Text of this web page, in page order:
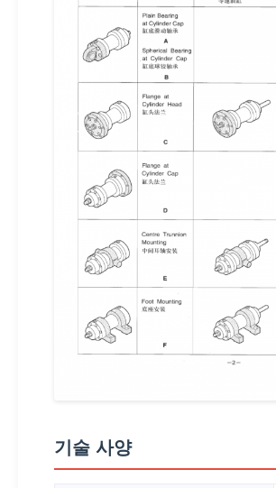
기술 사양